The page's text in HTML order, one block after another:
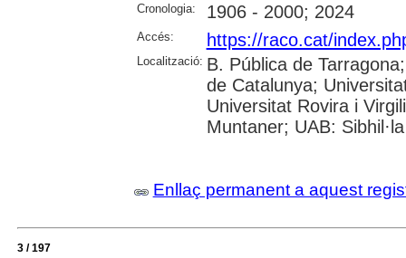
Cronologia: 1906 - 2000; 2024
Accés: https://raco.cat/
Localització: B. Pública de
de Catalunya;
Universitat Rovira i
Muntaner; UAB: Sibhil·la
Enllaç permanent a aquest
3 / 197